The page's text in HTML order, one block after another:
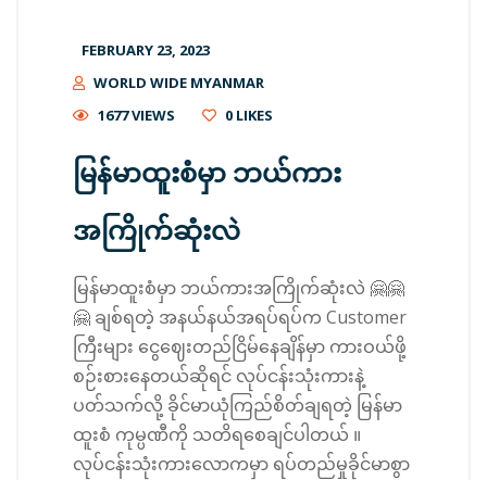
FEBRUARY 23, 2023
WORLD WIDE MYANMAR
1677 VIEWS
0 LIKES
မြန်မာထူးစံမှာ ဘယ်ကား
အကြိုက်ဆုံးလဲ
မြန်မာထူးစံမှာ ဘယ်ကားအကြိုက်ဆုံးလဲ 🤗🤗
🤗 ချစ်ရတဲ့ အနယ်နယ်အရပ်ရပ်က Customer
ကြီးများ ငွေဈေးတည်ငြိမ်နေချိန်မှာ ကားဝယ်ဖို့
စဉ်းစားနေတယ်ဆိုရင် လုပ်ငန်းသုံးကားနဲ့
ပတ်သက်လို့ ခိုင်မာယုံကြည်စိတ်ချရတဲ့ မြန်မာ
ထူးစံ ကုမ္ပဏီကို သတိရစေချင်ပါတယ် ။
လုပ်ငန်းသုံးကားလောကမှာ ရပ်တည်မှုခိုင်မာစွာ